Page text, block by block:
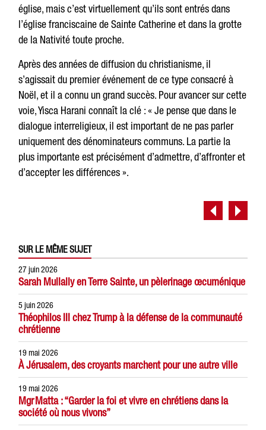
église, mais c’est virtuellement qu’ils sont entrés dans
l’église franciscaine de Sainte Catherine et dans la grotte
de la Nativité toute proche.
Après des années de diffusion du christianisme, il
s’agissait du premier événement de ce type consacré à
Noël, et il a connu un grand succès. Pour avancer sur cette
voie, Yisca Harani connaît la clé : « Je pense que dans le
dialogue interreligieux, il est important de ne pas parler
uniquement des dénominateurs communs. La partie la
plus importante est précisément d’admettre, d’affronter et
d’accepter les différences ».
SUR LE MÊME SUJET
27 juin 2026
Sarah Mullally en Terre Sainte, un pèlerinage œcuménique
5 juin 2026
Théophilos III chez Trump à la défense de la communauté
chrétienne
19 mai 2026
À Jérusalem, des croyants marchent pour une autre ville
19 mai 2026
Mgr Matta : “Garder la foi et vivre en chrétiens dans la
société où nous vivons”